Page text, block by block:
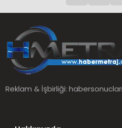
Reklam & İşbirliği: